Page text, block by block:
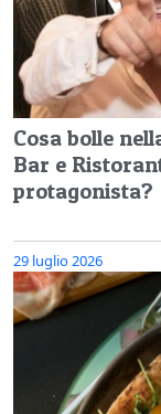
Cosa bolle
Bar e
protagonista?
29 luglio 2026